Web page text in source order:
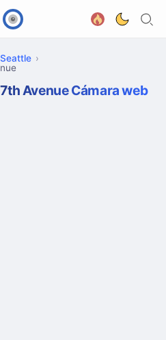
Seattle
Avenue Cámara web